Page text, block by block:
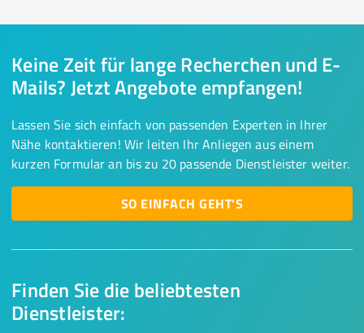
Finden Sie die beliebtesten
Dienstleister:
Keine Zeit für lange Recherchen und E-
Mails? Jetzt Angebote empfangen!
Lassen Sie sich einfach von passenden Experten in Ihrer
Nähe kontaktieren! Wir leiten Ihr Anliegen aus einem
kurzen Formular an bis zu 20 passende Dienstleister weiter.
SO EINFACH GEHT'S